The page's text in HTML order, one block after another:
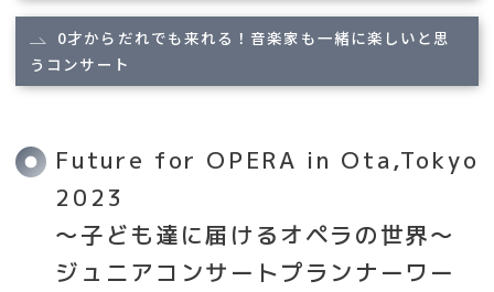
0才からだれでも来れる！音楽家も一緒に楽しいと思
うコンサート
Future for OPERA in Ota,Tokyo
2023
～子ども達に届けるオペラの世界～
ジュニアコンサートプランナーワー